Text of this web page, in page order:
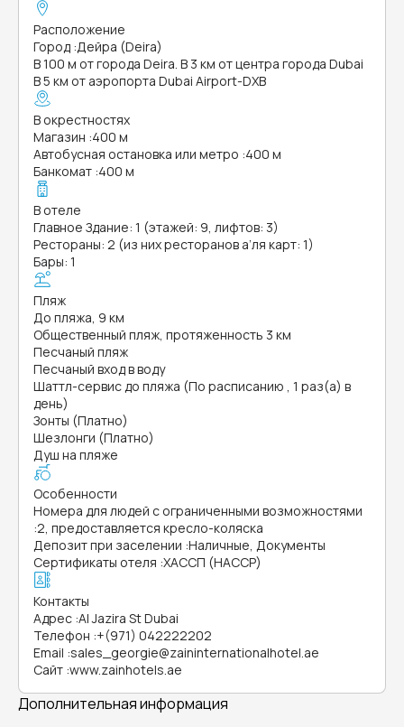
Расположение
Город :Дейра (Deira)
В 100 м от города Deira. В 3 км от центра города Dubai
В 5 км от аэропорта Dubai Airport-DXB
В окрестностях
Магазин :400 м
Автобусная остановка или метро :400 м
Банкомат :400 м
В отеле
Главное Здание: 1 (этажей: 9, лифтов: 3)
Рестораны: 2 (из них ресторанов а’ля карт: 1)
Бары: 1
Пляж
До пляжа, 9 км
Общественный пляж, протяженность 3 км
Песчаный пляж
Песчаный вход в воду
Шаттл-сервис до пляжа (По расписанию , 1 раз(а) в
день)
Зонты (Платно)
Шезлонги (Платно)
Душ на пляже
Особенности
Номера для людей с ограниченными возможностями
:2, предоставляется кресло-коляска
Депозит при заселении :Наличные, Документы
Сертификаты отеля :ХАССП (HACCP)
Контакты
Адрес :Al Jazira St Dubai
Телефон :+(971) 042222202
Email :sales_georgie@zaininternationalhotel.ae
Сайт :www.zainhotels.ae
Дополнительная информация